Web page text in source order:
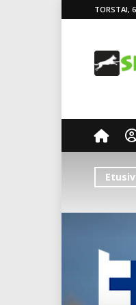
TORSTAI,